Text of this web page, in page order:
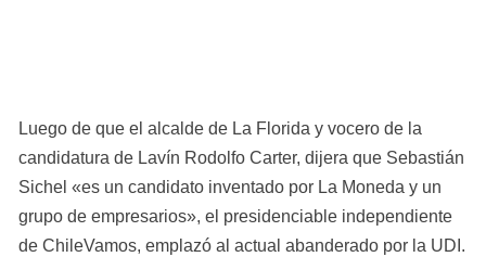
Luego de que el alcalde de La Florida y vocero de la
candidatura de Lavín Rodolfo Carter, dijera que Sebastián
Sichel «es un candidato inventado por La Moneda y un
grupo de empresarios», el presidenciable independiente
de ChileVamos, emplazó al actual abanderado por la UDI.